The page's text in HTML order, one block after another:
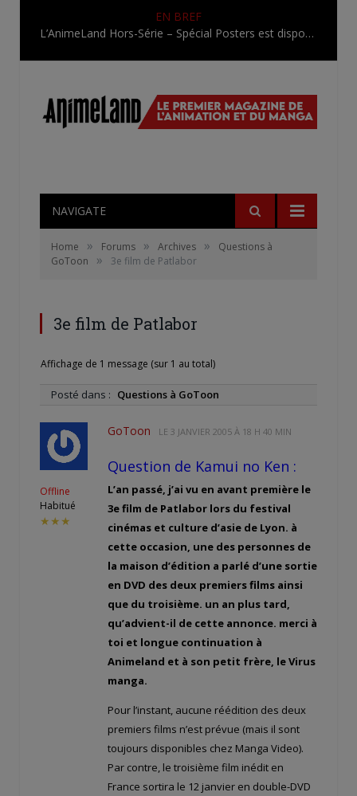
EN BREF
L’AnimeLand Hors-Série – Spécial Posters est disponible !
NAVIGATE
Home » Forums » Archives »
Questions à
GoToon
» 3e film de Patlabor
3e film de Patlabor
Affichage de 1 message (sur 1 au total)
Posté dans : Questions à GoToon
Offline
Habitué
★★★
GoToon LE 3 JANVIER 2005 À 18 H 40 MIN
Question de Kamui no Ken :
L’an passé, j’ai vu en avant première le
3e film de Patlabor lors du festival
cinémas et culture d’asie de Lyon. à
cette occasion, une des personnes de
la maison d’édition a parlé d’une sortie
en DVD des deux premiers films ainsi
que du troisième. un an plus tard,
qu’advient-il de cette annonce. merci à
toi et longue continuation à
Animeland et à son petit frère, le Virus
manga.
Pour l’instant, aucune réédition des deux
premiers films n’est prévue (mais il sont
toujours disponibles chez Manga Video).
Par contre, le troisième film inédit en
France sortira le 12 janvier en double-DVD